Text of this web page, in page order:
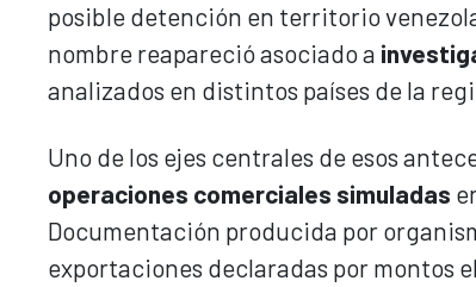
posible detención en territorio
nombre reapareció asociado a
analizados en distintos países de la
Uno de los ejes centrales de esos
operaciones comerciales simuladas
Documentación producida por
exportaciones declaradas por montos